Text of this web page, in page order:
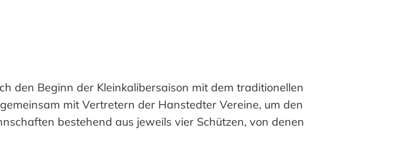
den Beginn der Kleinkalibersaison mit dem traditionellen
mit Vertretern der Hanstedter Vereine, um den
bestehend aus jeweils vier Schützen, von denen